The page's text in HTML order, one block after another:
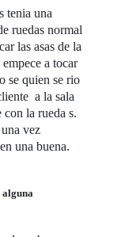
tenia una
ruedas normal
las asas de la
a tocar
se quien se rio
a la sala
la rueda s.
vez
una buena.
alguna